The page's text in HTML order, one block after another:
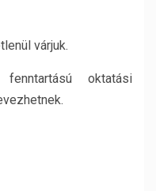
várjuk.
oktatási